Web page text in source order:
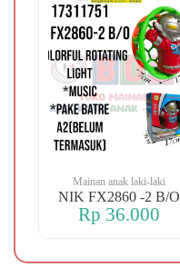
Mainan anak laki-laki
NIK FX2860 -2 B/O
Rp 36.000